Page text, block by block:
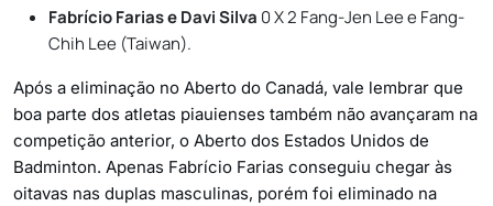
Fabrício Farias e Davi Silva 0 X 2 Fang-Jen Lee e Fang-
Chih Lee (Taiwan).
Após a eliminação no Aberto do Canadá, vale lembrar que
boa parte dos atletas piauienses também não avançaram na
competição anterior, o Aberto dos Estados Unidos de
Badminton. Apenas Fabrício Farias conseguiu chegar às
oitavas nas duplas masculinas, porém foi eliminado na